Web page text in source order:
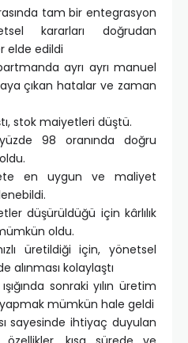
tam bir entegrasyon
kararları doğrudan
elde edildi
ayrı ayrı manuel
çıkan hatalar ve zaman
stok maiyetleri düştü.
98 oranında doğru
en uygun ve maliyet
düşürüldüğü için kârlılık
oldu.
üretildiği için, yönetsel
alınması kolaylaştı
sonraki yılın üretim
yapmak mümkün hale geldi
sayesinde ihtiyaç duyulan